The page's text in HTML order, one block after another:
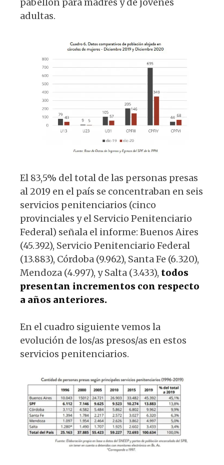
adultas.
El 83,5% del total de las personas presas
al 2019 en el país se concentraban en seis
servicios penitenciarios (cinco
provinciales y el Servicio Penitenciario
Federal) señala el informe: Buenos Aires
(45.392), Servicio Penitenciario Federal
(13.883), Córdoba (9.962), Santa Fe (6.320),
Mendoza (4.997), y Salta (3.433), todos
presentan incrementos con respecto
a años anteriores.
En el cuadro siguiente vemos la
evolución de los/as presos/as en estos
servicios penitenciarios.